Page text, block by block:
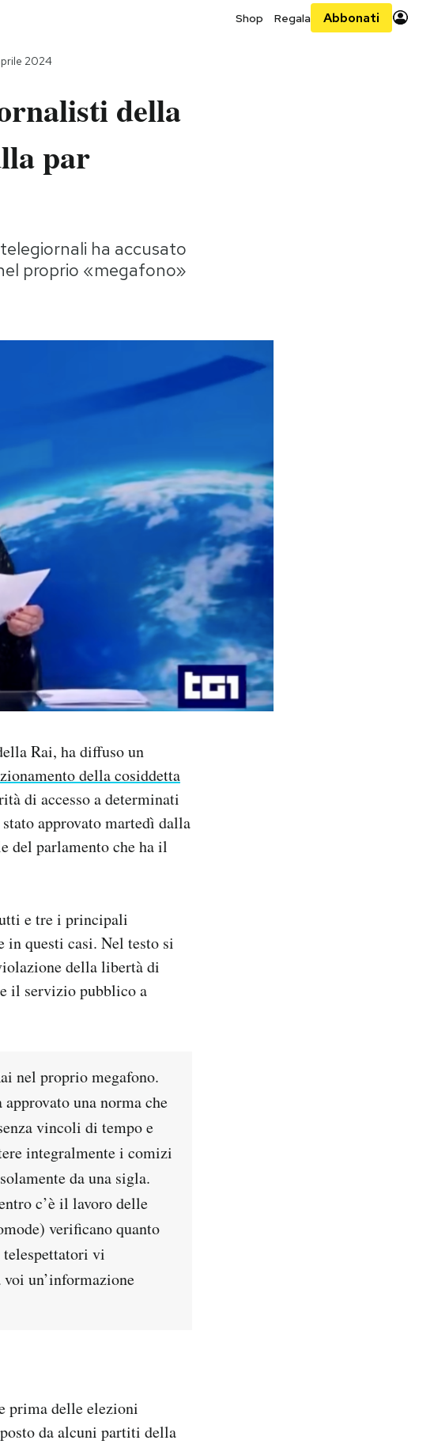
Shop Regala Abbonati
2024
della
par
ha accusato
proprio «megafono»
Rai, ha diffuso un
della cosiddetta
di accesso a determinati
approvato martedì dalla
del parlamento che ha il
e tre i principali
in questi casi. Nel testo si
della libertà di
il servizio pubblico a
nel proprio megafono.
una norma che
vincoli di tempo e
integralmente i comizi
da una sigla.
c’è il lavoro delle
verificano quanto
telespettatori vi
un’informazione
prima delle elezioni
da alcuni partiti della